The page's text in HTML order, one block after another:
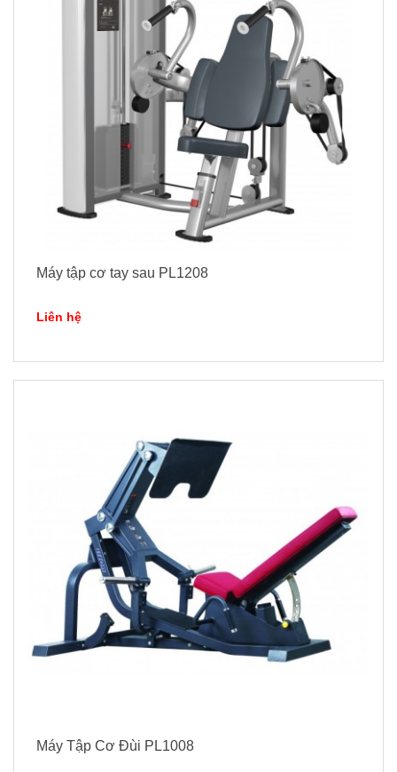
Máy tập cơ tay sau PL1208
Liên hệ
Máy Tập Cơ Đùi PL1008